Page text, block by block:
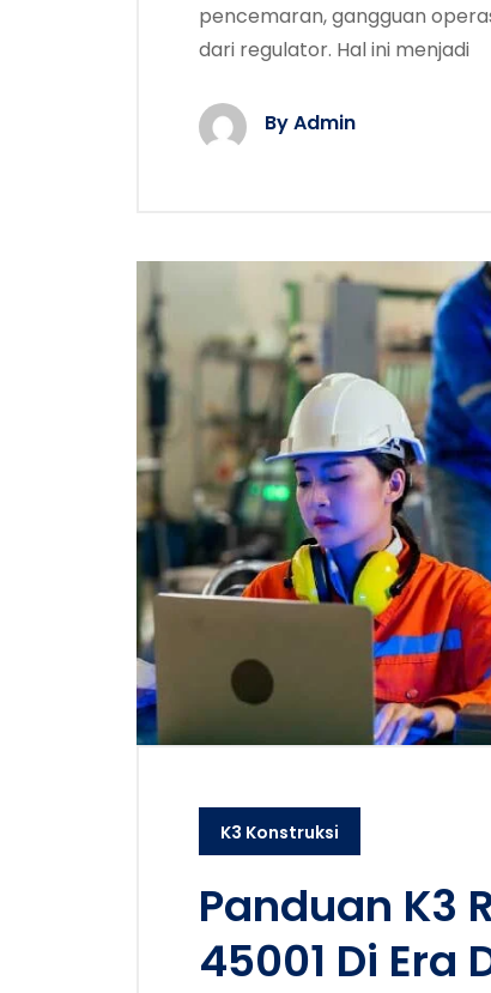
pencemaran, gangguan
dari regulator. Hal ini menjadi
By Admin
K3 Konstruksi
Panduan K3
45001 Di Era